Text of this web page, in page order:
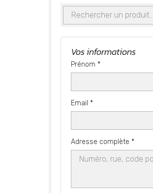
Vos informations
Prénom *
Email *
Adresse complète *